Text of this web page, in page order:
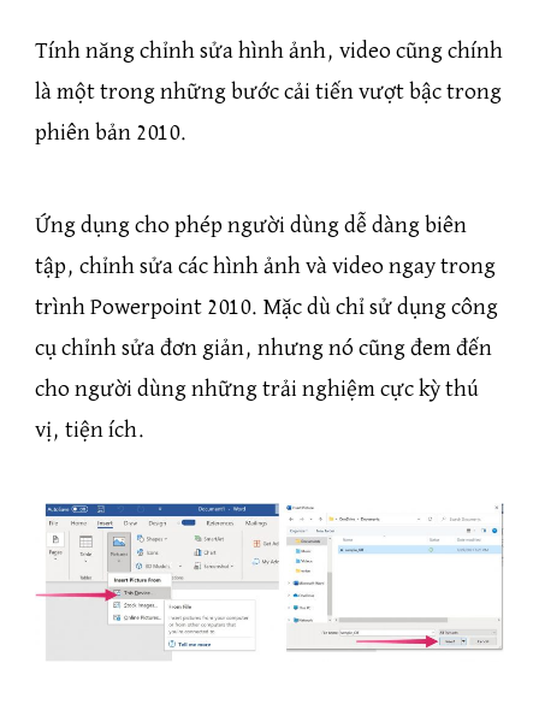
Tính năng chỉnh sửa hình ảnh, video cũng chính
là một trong những bước cải tiến vượt bậc trong
phiên bản 2010.
Ứng dụng cho phép người dùng dễ dàng biên
tập, chỉnh sửa các hình ảnh và video ngay trong
trình Powerpoint 2010. Mặc dù chỉ sử dụng công
cụ chỉnh sửa đơn giản, nhưng nó cũng đem đến
cho người dùng những trải nghiệm cực kỳ thú
vị, tiện ích.